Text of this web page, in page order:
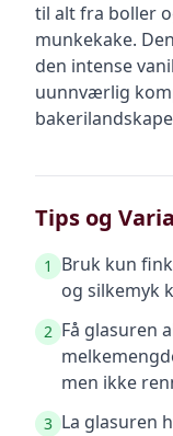
til alt fra boller
munkekake.
den intense
uunnværlig
Tips og
1
Bruk kun
og silkemyk
2 Få glasuren
men ikke
3 La glasuren